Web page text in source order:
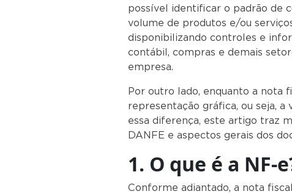
possível identificar o padrão de
volume de produtos e/ou
disponibilizando controles e
contábil, compras e demais
Por outro lado, enquanto a nota
representação gráfica, ou seja,
essa diferença, este artigo traz
DANFE e aspectos gerais dos
1. O que é a NF-
Conforme adiantado, a nota